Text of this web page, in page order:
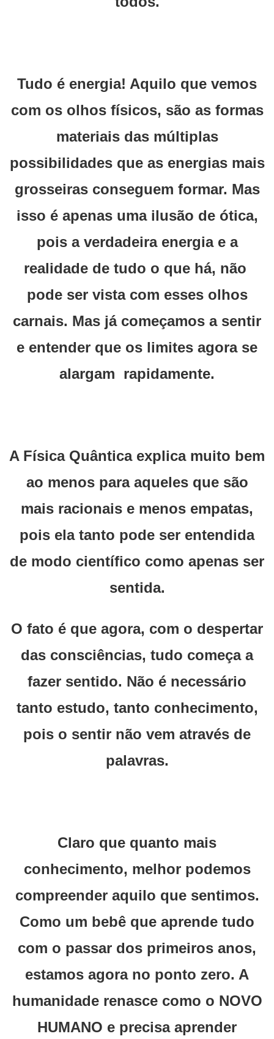
Tudo é energia! Aquilo que vemos
com os olhos físicos, são as formas
materiais das múltiplas
possibilidades que as energias mais
grosseiras conseguem formar. Mas
isso é apenas uma ilusão de ótica,
pois a verdadeira energia e a
realidade de tudo o que há, não
pode ser vista com esses olhos
carnais. Mas já começamos a sentir
e entender que os limites agora se
alargam rapidamente.
A Física Quântica explica muito bem
ao menos para aqueles que são
mais racionais e menos empatas,
pois ela tanto pode ser entendida
de modo científico como apenas ser
sentida.
O fato é que agora, com o despertar
das consciências, tudo começa a
fazer sentido. Não é necessário
tanto estudo, tanto conhecimento,
pois o sentir não vem através de
palavras.
Claro que quanto mais
conhecimento, melhor podemos
compreender aquilo que sentimos.
Como um bebê que aprende tudo
com o passar dos primeiros anos,
estamos agora no ponto zero. A
humanidade renasce como o NOVO
HUMANO e precisa aprender